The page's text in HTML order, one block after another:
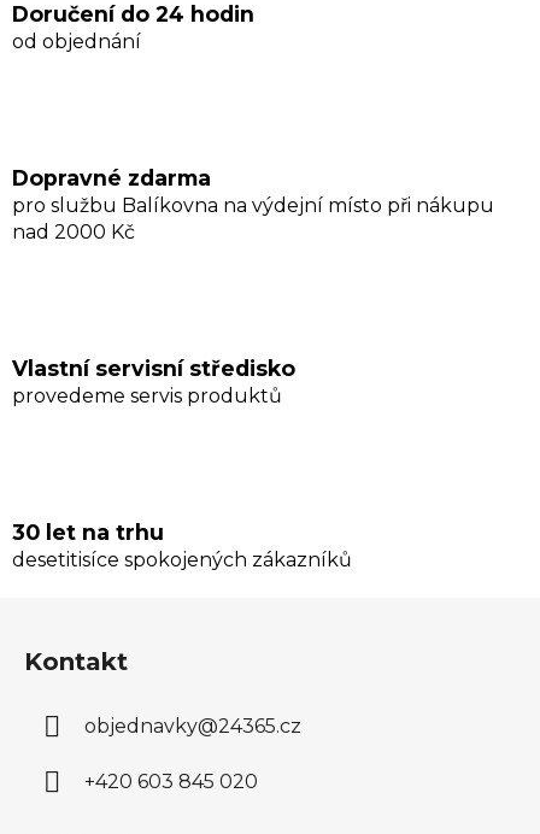
Doručení do 24 hodin
od objednání
Dopravné zdarma
pro službu Balíkovna na výdejní místo při nákupu
nad 2000 Kč
Vlastní servisní středisko
provedeme servis produktů
30 let na trhu
desetitisíce spokojených zákazníků
Kontakt
objednavky@24365.cz
+420 603 845 020